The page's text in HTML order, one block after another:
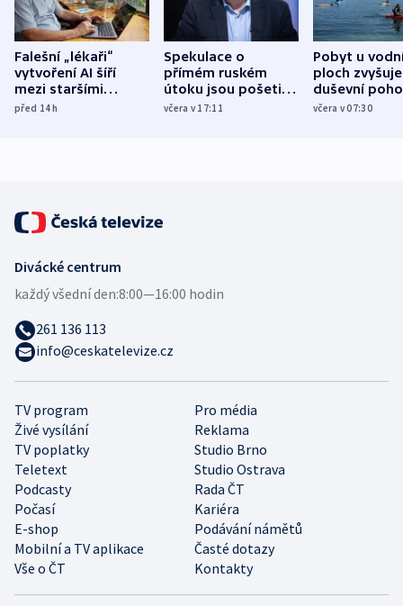
Falešní „lékaři“
vytvoření AI šíří
mezi staršími
Poláky nebezpečné
před 14h
Spekulace o
přímém ruském
útoku jsou pošetilé,
míní estonský
včera v 17:11
Pobyt u
ploch zvyšuje
duševní
ukázala
včera v 07:30
TV program
Pro média
Živé vysílání
Reklama
TV poplatky
Studio Brno
Teletext
Studio Ostrava
Podcasty
Rada ČT
Počasí
Kariéra
E-shop
Podávání námětů
Mobilní a TV aplikace
Časté dotazy
Vše o ČT
Kontakty
Divácké centrum
každý všední den:8:00—16:00 hodin
261 136 113
info@ceskatelevize.cz